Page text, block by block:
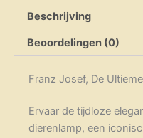
Beschrijving
Beoordelingen (0)
Franz Josef, De
Ervaar de tijdloze
dierenlamp, een